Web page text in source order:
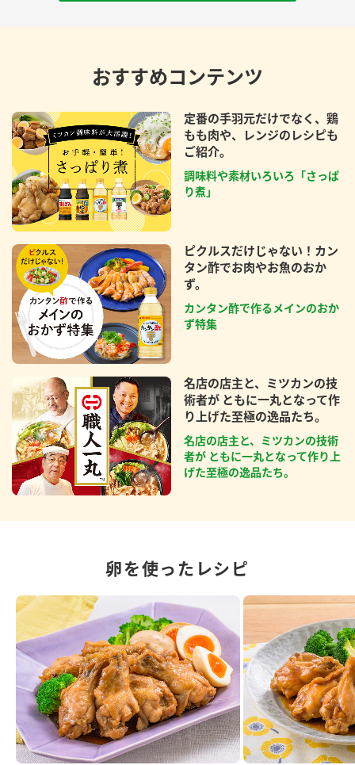
おすすめコンテンツ
定番の手羽元だけでなく、鶏
もも肉や、レンジのレシピも
ご紹介。
調味料や素材いろいろ「さっぱ
り煮」
ピクルスだけじゃない！カン
タン酢でお肉やお魚のおか
ず。
カンタン酢で作るメインのおか
ず特集
名店の店主と、ミツカンの技
術者が ともに一丸となって作
り上げた至極の逸品たち。
名店の店主と、ミツカンの技術
者が ともに一丸となって作り上
げた至極の逸品たち。
卵を使ったレシピ